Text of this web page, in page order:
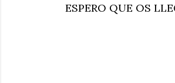
ESPERO QUE OS